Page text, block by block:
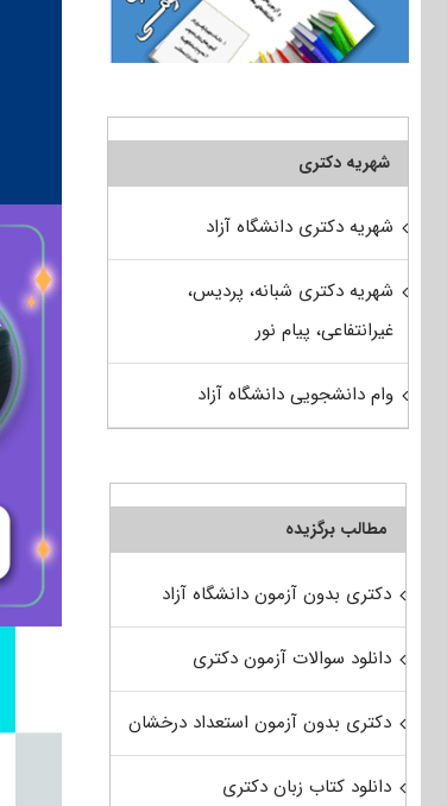
شهریه دکتری
شهریه دکتری دانشگاه آزاد
شهریه دکتری شبانه، پردیس،
غیرانتفاعی، پیام نور
وام دانشجویی دانشگاه آزاد
مطالب برگزیده
دکتری بدون آزمون دانشگاه آزاد
دانلود سوالات آزمون دکتری
دکتری بدون آزمون استعداد درخشان
دانلود کتاب زبان دکتری